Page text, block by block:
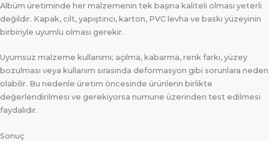
Albüm üretiminde her malzemenin tek başına kaliteli olması yeterli
değildir. Kapak, cilt, yapıştırıcı, karton, PVC levha ve baskı yüzeyinin
birbiriyle uyumlu olması gerekir.
Uyumsuz malzeme kullanımı; açılma, kabarma, renk farkı, yüzey
bozulması veya kullanım sırasında deformasyon gibi sorunlara neden
olabilir. Bu nedenle üretim öncesinde ürünlerin birlikte
değerlendirilmesi ve gerekiyorsa numune üzerinden test edilmesi
faydalıdır.
Sonuç